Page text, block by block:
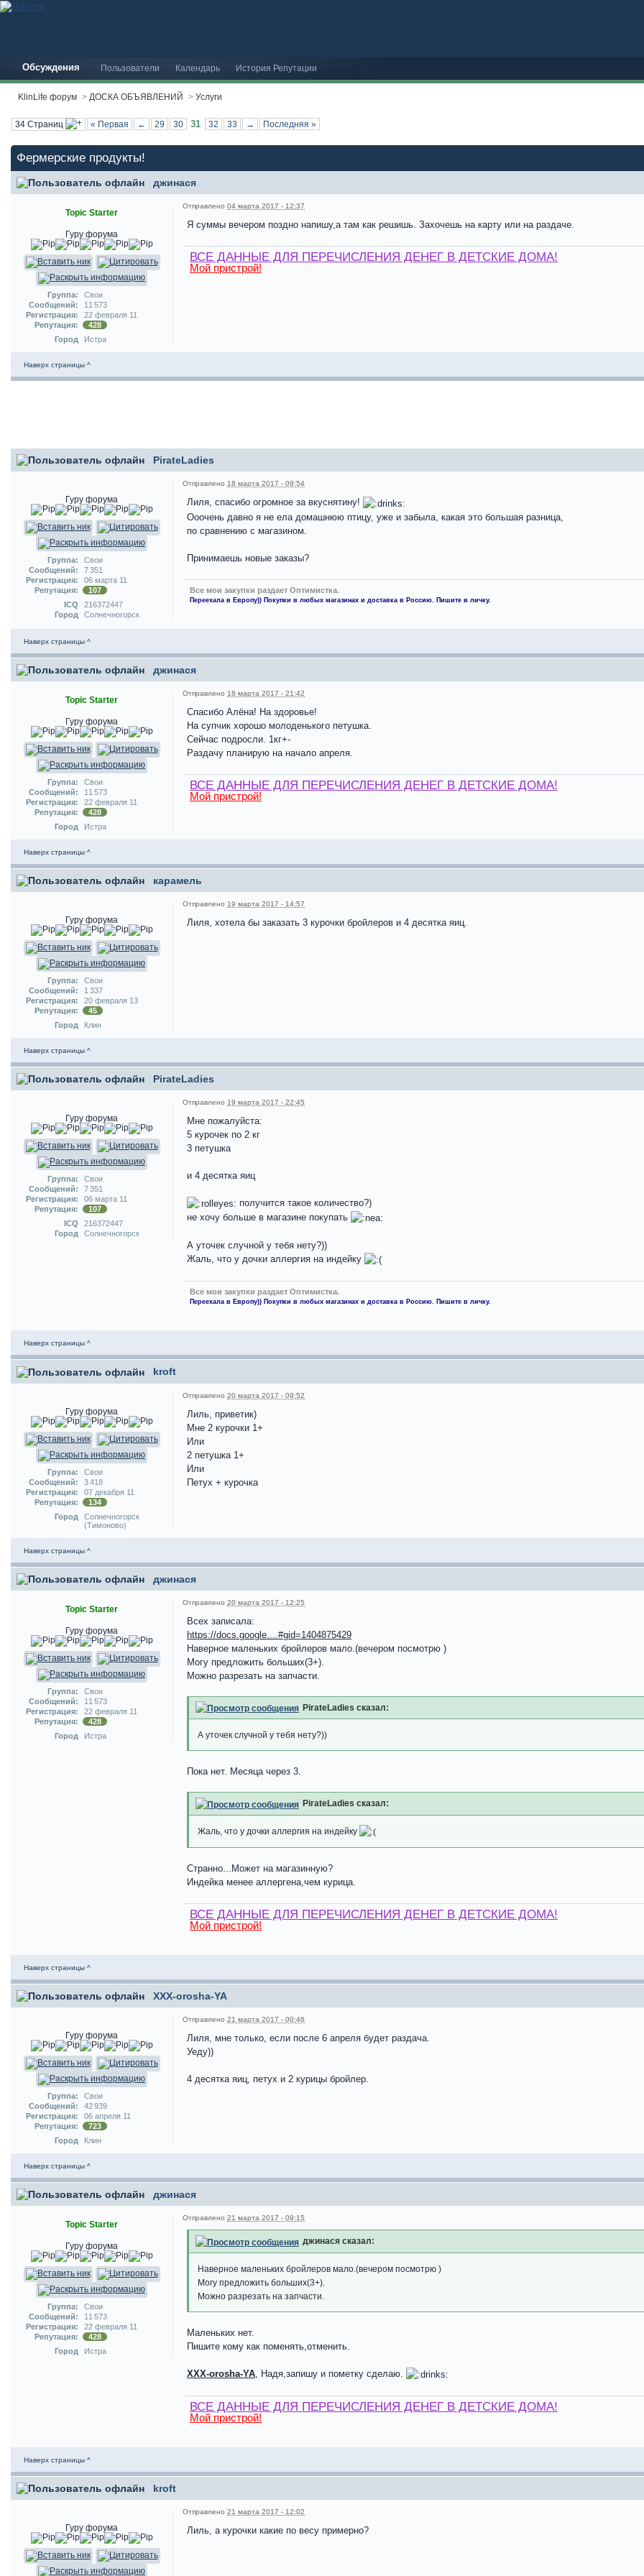
Обсуждения Пользователи Календарь История Репутации
KlinLife форум > ДОСКА ОБЪЯВЛЕНИЙ > Услуги
34 Страниц « Первая ← 29 30 31 32 33 → Последняя »
Фермерские продукты!
джинася
Topic Starter
Гуру форума
Группа:
Свои
Сообщений:
11 573
Регистрация:
22 февраля 11
Репутация:
428
Город
Истра
Отправлено 04 марта 2017 - 12:37
Я суммы вечером поздно напишу,а там как решишь. Захочешь на карту или на раздаче.
ВСЕ ДАННЫЕ ДЛЯ ПЕРЕЧИСЛЕНИЯ ДЕНЕГ В ДЕТСКИЕ ДОМА!
Мой пристрой!
Наверх страницы ^
PirateLadies
Гуру форума
Группа:
Свои
Сообщений:
7 351
Регистрация:
06 марта 11
Репутация:
107
ICQ
216372447
Город
Солнечногорск
Отправлено 18 марта 2017 - 09:54
Лиля, спасибо огромное за вкуснятину!
Ооочень давно я не ела домашнюю птицу, уже и забыла, какая это большая разница,
по сравнению с магазином.
Принимаешь новые заказы?
Все мои закупки раздает Оптимистка.
Переехала в Европу)) Покупки в любых магазинах и доставка в Россию. Пишите в личку.
Наверх страницы ^
джинася
Topic Starter
Гуру форума
Группа:
Свои
Сообщений:
11 573
Регистрация:
22 февраля 11
Репутация:
428
Город
Истра
Отправлено 18 марта 2017 - 21:42
Спасибо Алёна! На здоровье!
На супчик хорошо молоденького петушка.
Сейчас подросли. 1кг+-
Раздачу планирую на начало апреля.
ВСЕ ДАННЫЕ ДЛЯ ПЕРЕЧИСЛЕНИЯ ДЕНЕГ В ДЕТСКИЕ ДОМА!
Мой пристрой!
Наверх страницы ^
карамель
Гуру форума
Группа:
Свои
Сообщений:
1 337
Регистрация:
20 февраля 13
Репутация:
45
Город
Клин
Отправлено 19 марта 2017 - 14:57
Лиля, хотела бы заказать 3 курочки бройлеров и 4 десятка яиц.
Наверх страницы ^
PirateLadies
Гуру форума
Группа:
Свои
Сообщений:
7 351
Регистрация:
06 марта 11
Репутация:
107
ICQ
216372447
Город
Солнечногорск
Отправлено 19 марта 2017 - 22:45
Мне пожалуйста:
5 курочек по 2 кг
3 петушка
и 4 десятка яиц
получится такое количество?)
не хочу больше в магазине покупать
А уточек случной у тебя нету?))
Жаль, что у дочки аллергия на индейку
Все мои закупки раздает Оптимистка.
Переехала в Европу)) Покупки в любых магазинах и доставка в Россию. Пишите в личку.
Наверх страницы ^
kroft
Гуру форума
Группа:
Свои
Сообщений:
3 418
Регистрация:
07 декабря 11
Репутация:
134
Город
Солнечногорск
(Тимоново)
Отправлено 20 марта 2017 - 09:52
Лиль, приветик)
Мне 2 курочки 1+
Или
2 петушка 1+
Или
Петух + курочка
Наверх страницы ^
джинася
Topic Starter
Гуру форума
Группа:
Свои
Сообщений:
11 573
Регистрация:
22 февраля 11
Репутация:
428
Город
Истра
Отправлено 20 марта 2017 - 12:25
Всех записала:
https://docs.google....#gid=1404875429
Наверное маленьких бройлеров мало.(вечером посмотрю )
Могу предложить больших(3+).
Можно разрезать на запчасти.
PirateLadies сказал:
А уточек случной у тебя нету?))
Пока нет. Месяца через 3.
PirateLadies сказал:
Жаль, что у дочки аллергия на индейку
Странно...Может на магазинную?
Индейка менее аллергена,чем курица.
ВСЕ ДАННЫЕ ДЛЯ ПЕРЕЧИСЛЕНИЯ ДЕНЕГ В ДЕТСКИЕ ДОМА!
Мой пристрой!
Наверх страницы ^
XXX-orosha-YA
Гуру форума
Группа:
Свои
Сообщений:
42 939
Регистрация:
06 апреля 11
Репутация:
723
Город
Клин
Отправлено 21 марта 2017 - 00:46
Лиля, мне только, если после 6 апреля будет раздача.
Уеду))
4 десятка яиц, петух и 2 курицы бройлер.
Наверх страницы ^
джинася
Topic Starter
Гуру форума
Группа:
Свои
Сообщений:
11 573
Регистрация:
22 февраля 11
Репутация:
428
Город
Истра
Отправлено 21 марта 2017 - 09:15
джинася сказал:
Наверное маленьких бройлеров мало.(вечером посмотрю )
Могу предложить больших(3+).
Можно разрезать на запчасти.
Маленьких нет.
Пишите кому как поменять,отменить.
XXX-orosha-YA , Надя,запишу и пометку сделаю.
ВСЕ ДАННЫЕ ДЛЯ ПЕРЕЧИСЛЕНИЯ ДЕНЕГ В ДЕТСКИЕ ДОМА!
Мой пристрой!
Наверх страницы ^
kroft
Гуру форума
Отправлено 21 марта 2017 - 12:02
Лиль, а курочки какие по весу примерно?